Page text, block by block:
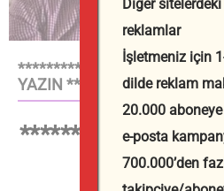
************** MAKALENİN
YAZIN **************
***
Diğer
reklamlar
İşletmeniz için
dilde reklam
20.000
e-posta
700.000’den